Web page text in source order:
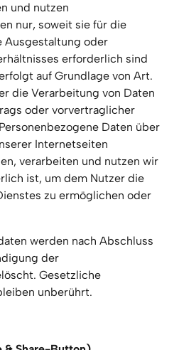
und nutzen
nur, soweit sie für die
Ausgestaltung oder
erforderlich sind
auf Grundlage von Art.
die Verarbeitung von Daten
oder vorvertraglicher
Daten über
Internetseiten
verarbeiten und nutzen wir
ist, um dem Nutzer die
zu ermöglichen oder
werden nach Abschluss
der
Gesetzliche
unberührt.